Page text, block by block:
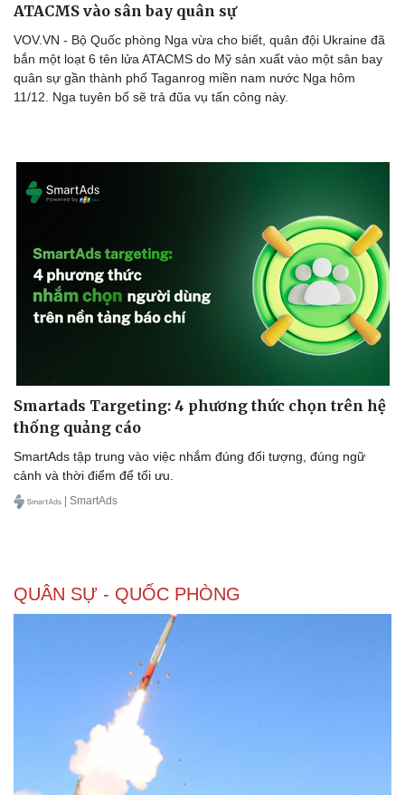
ATACMS vào sân bay quân sự
VOV.VN - Bộ Quốc phòng Nga vừa cho biết, quân đội Ukraine đã
bắn một loạt 6 tên lửa ATACMS do Mỹ sản xuất vào một sân bay
quân sự gần thành phố Taganrog miền nam nước Nga hôm
11/12. Nga tuyên bố sẽ trả đũa vụ tấn công này.
Smartads Targeting: 4 phương thức chọn trên hệ
thống quảng cáo
SmartAds tập trung vào việc nhắm đúng đối tượng, đúng ngữ
cảnh và thời điểm để tối ưu.
| SmartAds
QUÂN SỰ - QUỐC PHÒNG